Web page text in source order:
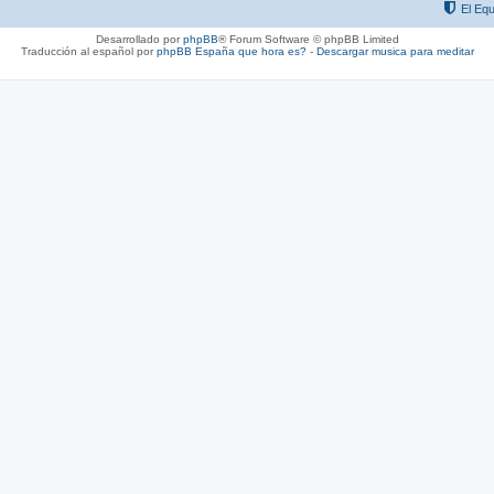
El
Desarrollado porphpBB® Forum Software © phpBB Limited
Traducción al español porphpBB España que hora es?- Descargar musica para meditar